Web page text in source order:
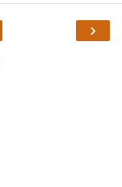
›